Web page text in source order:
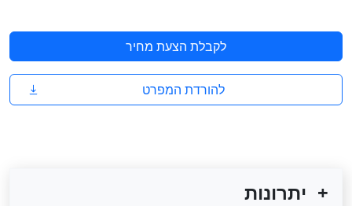
לקבלת הצעת מחיר
להורדת המפרט
יתרונות